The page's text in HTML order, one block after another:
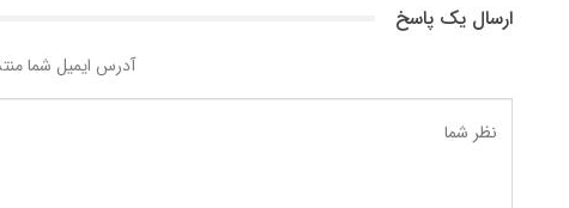
ارسال یک پاسخ
آدرس ایمیل شما